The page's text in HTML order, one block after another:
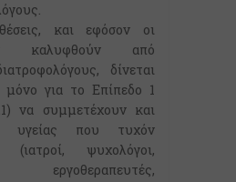
και εφόσον οι
καλυφθούν από
δίνεται
για το Επίπεδο 1
να συμμετέχουν και
υγείας που τυχόν
(ιατροί, ψυχολόγοι,
εργοθεραπευτές,